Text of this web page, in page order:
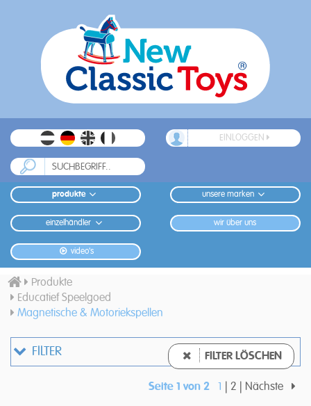
EINLOGGEN
produkte unsere marken
einzelhändler wir über uns
video's
Produkte
Educatief Speelgoed
Magnetische & Motoriekspellen
FILTER FILTER LÖSCHEN
Seite 1 von 21 2 Nächste